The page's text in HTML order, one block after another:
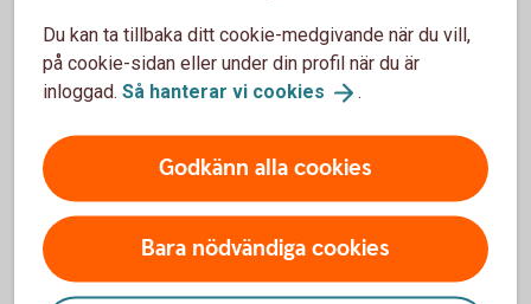
Aktielån
Ett aktielån innebär att aktieägaren/långivaren lånar
ut sina aktier till en bank som lånar ut aktierna till en
låntagare. Genom att låna ut sina aktier kan
aktieägaren få extra avkastning utan att ta någon
marknadsrisk.
Du kan ta tillbaka ditt cookie-medgivande när du vill,
på cookie-sidan eller under din profil när du är
inloggad. Så hanterar vi cookies .
Godkänn alla cookies
Bara nödvändiga cookies